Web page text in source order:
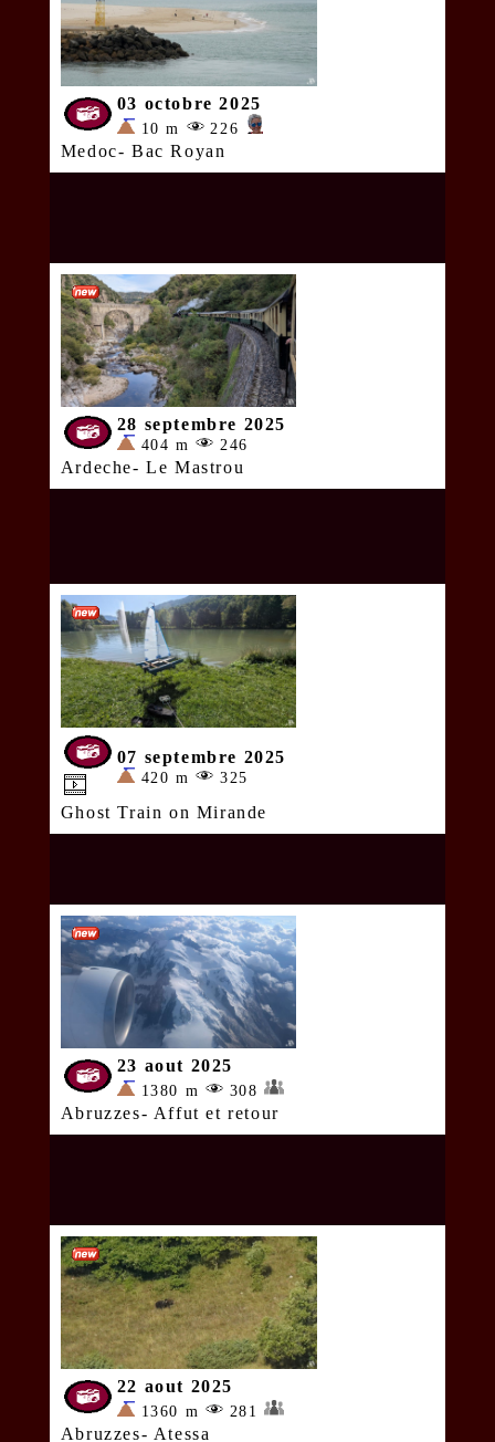
03 octobre 2025
10 m 226
Medoc- Bac Royan
28 septembre 2025
404 m 246
Ardeche- Le Mastrou
07 septembre 2025
420 m 325
Ghost Train on Mirande
23 aout 2025
1380 m 308
Abruzzes- Affut et retour
22 aout 2025
1360 m 281
Abruzzes- Atessa